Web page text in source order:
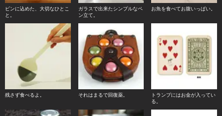
ビンに込めた、大切なひとこ
と。
ガラスで出来たシンプルなペ
ン立て。
お魚を食べてお腹いっぱい。
残さず食べるよ。 それはまるで回復薬。
トランプにはお金が入ってい
る。